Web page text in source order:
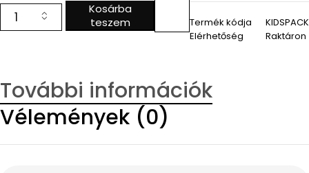
Kosárba
teszem
Termék kódja
KIDSPACK
Elérhetőség
Raktáron
További információk
Vélemények (0)